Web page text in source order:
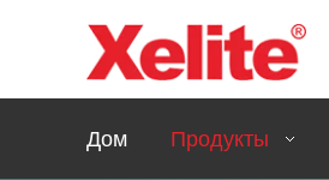
Дом Продукты